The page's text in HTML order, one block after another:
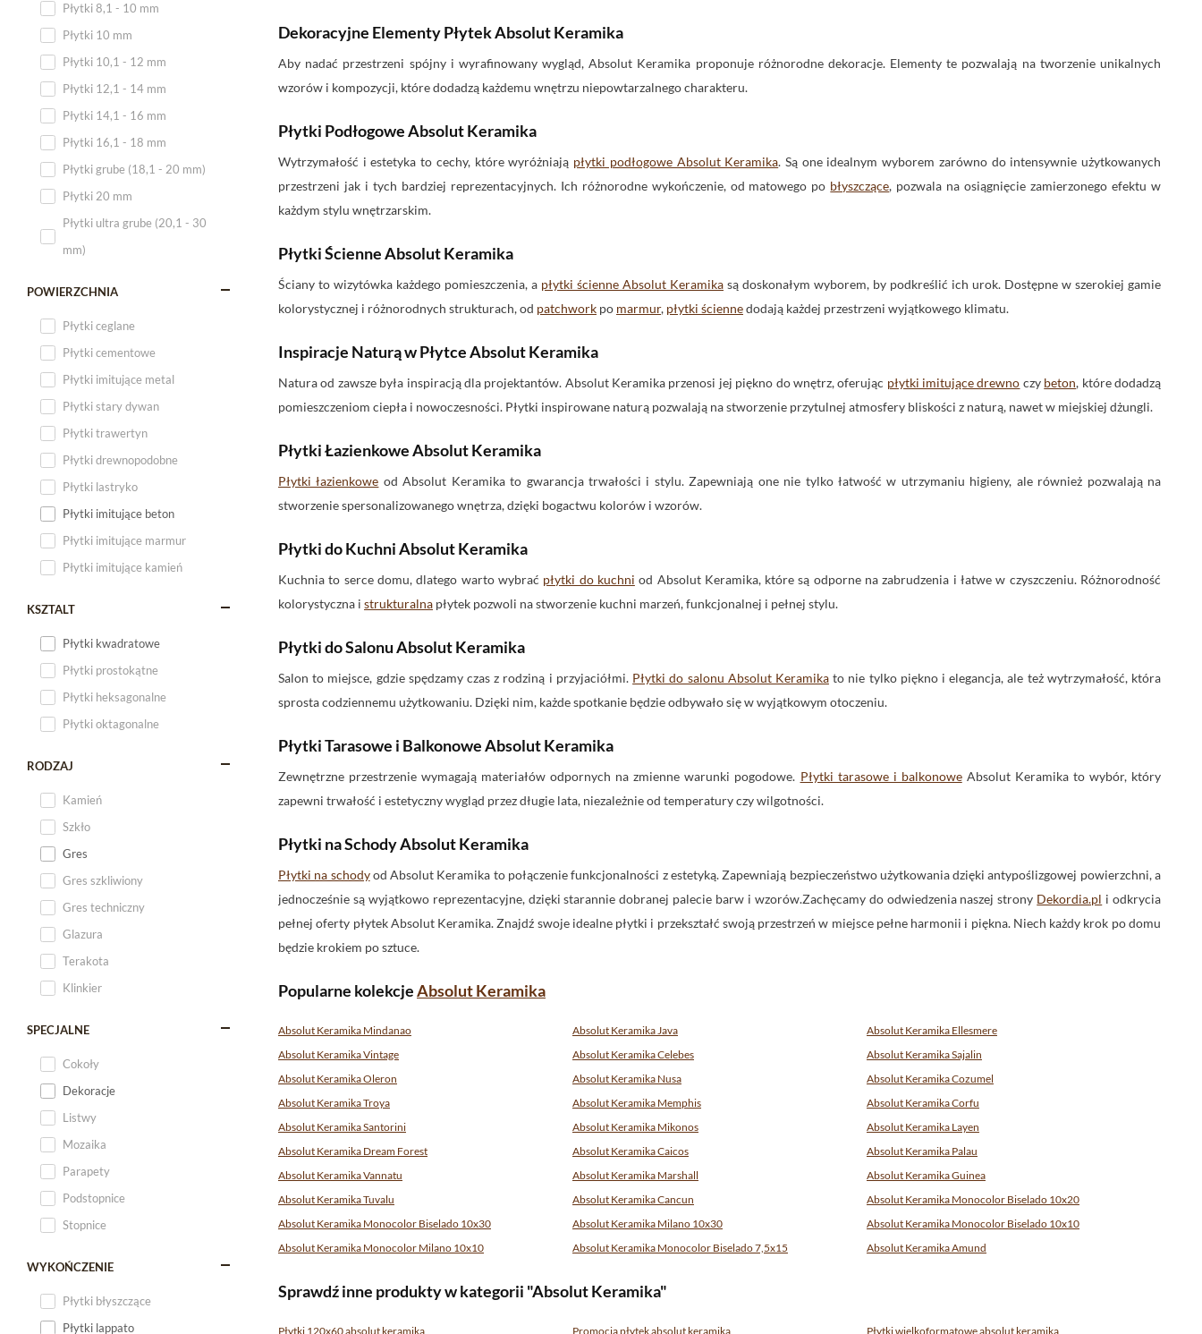
Płytki małe
Płytki 8,1 - 10 mm
Płytki 10 mm
Płytki 10,1 - 12 mm
Płytki 12,1 - 14 mm
Płytki 14,1 - 16 mm
Płytki 16,1 - 18 mm
Płytki grube (18,1 - 20 mm)
Płytki 20 mm
Płytki ultra grube (20,1 - 30
mm)
POWIERZCHNIA
Płytki ceglane
Płytki cementowe
Płytki imitujące metal
Płytki stary dywan
Płytki trawertyn
Płytki drewnopodobne
Płytki lastryko
Płytki imitujące beton
Płytki imitujące marmur
Płytki imitujące kamień
KSZTALT
Płytki kwadratowe
Płytki prostokątne
Płytki heksagonalne
Płytki oktagonalne
RODZAJ
Kamień
Szkło
Gres
Gres szkliwiony
Gres techniczny
Glazura
Terakota
Klinkier
SPECJALNE
Cokoły
Dekoracje
Listwy
Mozaika
Parapety
Podstopnice
Stopnice
WYKOŃCZENIE
Płytki błyszczące
Płytki lappato
Dekoracyjne Elementy Płytek Absolut Keramika
Aby nadać przestrzeni spójny i wyrafinowany wygląd, Absolut Keramika proponuje różnorodne dekoracje. Elementy te pozwalają na tworzenie unikalnych
wzorów i kompozycji, które dodadzą każdemu wnętrzu niepowtarzalnego charakteru.
Płytki Podłogowe Absolut Keramika
Wytrzymałość i estetyka to cechy, które wyróżniają płytki podłogowe Absolut Keramika. Są one idealnym wyborem zarówno do intensywnie użytkowanych
przestrzeni jak i tych bardziej reprezentacyjnych. Ich różnorodne wykończenie, od matowego po błyszczące, pozwala na osiągnięcie zamierzonego efektu w
każdym stylu wnętrzarskim.
Płytki Ścienne Absolut Keramika
Ściany to wizytówka każdego pomieszczenia, a płytki ścienne Absolut Keramika są doskonałym wyborem, by podkreślić ich urok. Dostępne w szerokiej gamie
kolorystycznej i różnorodnych strukturach, od patchwork po marmur, płytki ściennedodają każdej przestrzeni wyjątkowego klimatu.
Inspiracje Naturą w Płytce Absolut Keramika
Natura od zawsze była inspiracją dla projektantów. Absolut Keramika przenosi jej piękno do wnętrz, oferując płytki imitujące drewno czy beton, które dodadzą
pomieszczeniom ciepła i nowoczesności. Płytki inspirowane naturą pozwalają na stworzenie przytulnej atmosfery bliskości z naturą, nawet w miejskiej dżungli.
Płytki Łazienkowe Absolut Keramika
Płytki łazienkowe od Absolut Keramika to gwarancja trwałości i stylu. Zapewniają one nie tylko łatwość w utrzymaniu higieny, ale również pozwalają na
stworzenie spersonalizowanego wnętrza, dzięki bogactwu kolorów i wzorów.
Płytki do Kuchni Absolut Keramika
Kuchnia to serce domu, dlatego warto wybrać płytki do kuchni od Absolut Keramika, które są odporne na zabrudzenia i łatwe w czyszczeniu. Różnorodność
kolorystyczna i strukturalna płytek pozwoli na stworzenie kuchni marzeń, funkcjonalnej i pełnej stylu.
Płytki do Salonu Absolut Keramika
Salon to miejsce, gdzie spędzamy czas z rodziną i przyjaciółmi. Płytki do salonu Absolut Keramikato nie tylko piękno i elegancja, ale też wytrzymałość, która
sprosta codziennemu użytkowaniu. Dzięki nim, każde spotkanie będzie odbywało się w wyjątkowym otoczeniu.
Płytki Tarasowe i Balkonowe Absolut Keramika
Zewnętrzne przestrzenie wymagają materiałów odpornych na zmienne warunki pogodowe. Płytki tarasowe i balkonoweAbsolut Keramika to wybór, który
zapewni trwałość i estetyczny wygląd przez długie lata, niezależnie od temperatury czy wilgotności.
Płytki na Schody Absolut Keramika
Płytki na schodyod Absolut Keramika to połączenie funkcjonalności z estetyką. Zapewniają bezpieczeństwo użytkowania dzięki antypoślizgowej powierzchni, a
jednocześnie są wyjątkowo reprezentacyjne, dzięki starannie dobranej palecie barw i wzorów.Zachęcamy do odwiedzenia naszej strony Dekordia.pl i odkrycia
pełnej oferty płytek Absolut Keramika. Znajdź swoje idealne płytki i przekształć swoją przestrzeń w miejsce pełne harmonii i piękna. Niech każdy krok po domu
będzie krokiem po sztuce.
Popularne kolekcjeAbsolut Keramika
Absolut Keramika Mindanao Absolut Keramika Java
Absolut Keramika Ellesmere
Absolut Keramika Vintage
Absolut Keramika Celebes
Absolut Keramika Sajalin
Absolut Keramika Oleron
Absolut Keramika Nusa
Absolut Keramika Cozumel
Absolut Keramika Troya
Absolut Keramika Memphis
Absolut Keramika Corfu
Absolut Keramika Santorini
Absolut Keramika Mikonos
Absolut Keramika Layen
Absolut Keramika Dream Forest
Absolut Keramika Caicos
Absolut Keramika Palau
Absolut Keramika Vannatu
Absolut Keramika Marshall
Absolut Keramika Guinea
Absolut Keramika Tuvalu
Absolut Keramika Cancun
Absolut Keramika Monocolor Biselado 10x20
Absolut Keramika Monocolor Biselado 10x30
Absolut Keramika Milano 10x30
Absolut Keramika Monocolor Biselado 10x10
Absolut Keramika Monocolor Milano 10x10
Absolut Keramika Monocolor Biselado 7,5x15 Absolut Keramika Amund
Sprawdź inne produkty w kategorii "Absolut Keramika"
Płytki 120x60 absolut keramika Promocja płytek absolut keramika Płytki wielkoformatowe absolut keramika